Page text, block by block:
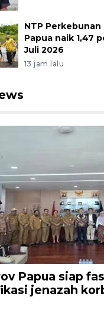
NTP Perkebunan
Papua naik 1,47
Juli 2026
13 jam lalu
Papua siap
jenazah